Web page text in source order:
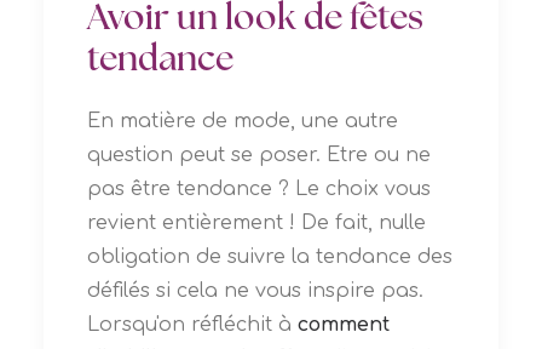
Avoir un look de fêtes
tendance
En matière de mode, une autre
question peut se poser. Etre ou ne
pas être tendance ? Le choix vous
revient entièrement ! De fait, nulle
obligation de suivre la tendance des
défilés si cela ne vous inspire pas.
Lorsqu'on réfléchit à comment